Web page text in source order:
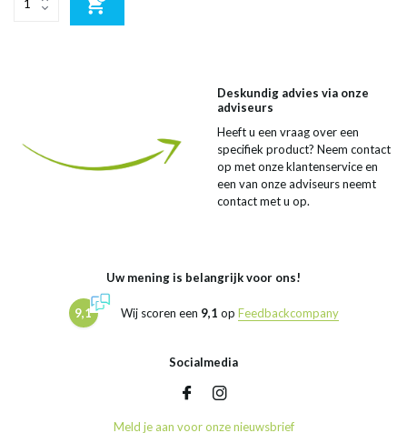
Deskundig advies via onze
adviseurs
Heeft u een vraag over een
specifiek product? Neem contact
op met onze klantenservice en
een van onze adviseurs neemt
contact met u op.
Uw mening is belangrijk voor ons!
9,1 Wij scoren een 9,1 op Feedbackcompany
Socialmedia
Meld je aan voor onze nieuwsbrief